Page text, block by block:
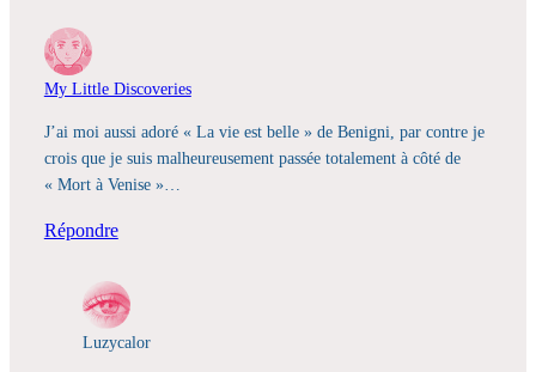
My Little Discoveries
J’ai moi aussi adoré « La vie est belle » de Benigni, par contre je
crois que je suis malheureusement passée totalement à côté de
« Mort à Venise »…
Répondre
Luzycalor